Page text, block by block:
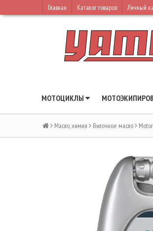
Главная Каталог товаров Личный
МОТОЦИКЛЫ
Масло, химия Вилочное масло